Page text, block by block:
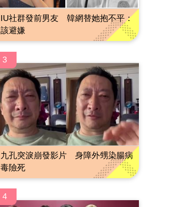
IU社群發前男友 韓網替她抱不平：
該避嫌
3
九孔突淚崩發影片 身障外甥染腸病
毒險死
4